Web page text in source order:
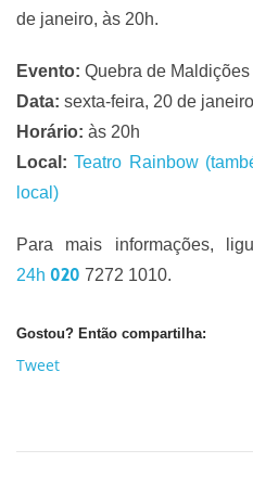
de janeiro, às 20h.
Evento: Quebra de Maldições
Data: sexta-feira, 20 de janeiro
Horário: às 20h
Local: Teatro Rainbow
local)
Para mais informações,
24h 020 7272 1010.
Gostou? Então compartilha:
Tweet